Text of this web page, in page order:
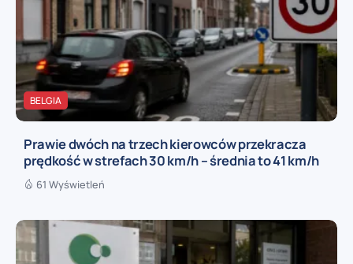
BELGIA
Prawie dwóch na trzech kierowców przekracza
prędkość w strefach 30 km/h – średnia to 41 km/h
61 Wyświetleń